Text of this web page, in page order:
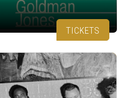
TICKETS